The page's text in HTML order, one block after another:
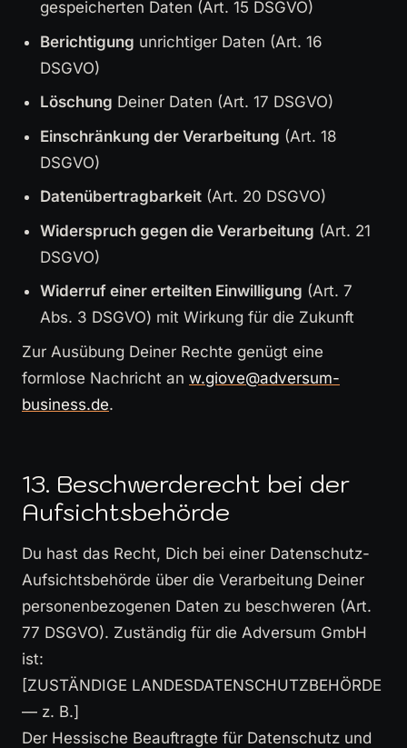
gespeicherten Daten (Art. 15 DSGVO)
Berichtigung unrichtiger Daten (Art. 16
DSGVO)
Löschung Deiner Daten (Art. 17 DSGVO)
Einschränkung der Verarbeitung (Art. 18
DSGVO)
Datenübertragbarkeit (Art. 20 DSGVO)
Widerspruch gegen die Verarbeitung (Art. 21
DSGVO)
Widerruf einer erteilten Einwilligung (Art. 7
Abs. 3 DSGVO) mit Wirkung für die Zukunft
Zur Ausübung Deiner Rechte genügt eine
formlose Nachricht an w.giove@adversum-
business.de.
13. Beschwerderecht bei der
Aufsichtsbehörde
Du hast das Recht, Dich bei einer Datenschutz-
Aufsichtsbehörde über die Verarbeitung Deiner
personenbezogenen Daten zu beschweren (Art.
77 DSGVO). Zuständig für die Adversum GmbH
ist:
[ZUSTÄNDIGE LANDESDATENSCHUTZBEHÖRDE
— z. B.]
Der Hessische Beauftragte für Datenschutz und